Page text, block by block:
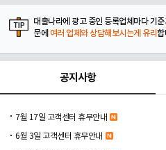
대출나라에 광고 중인 등록업체마다 기
문에 여러 업체와 상담해보시는게 유리합
공지사항
7월 17일 고객센터 휴무안내
6월 3일 고객센터 휴무안내